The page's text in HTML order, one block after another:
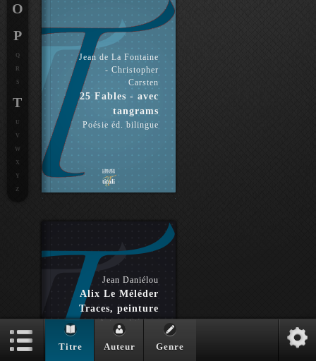
Jean de La Fontaine
- Christopher
Carsten
25 Fables - avec
tangrams
Poésie éd. bilingue
Jean Daniélou
Alix Le Méléder
Traces, peinture
Arts politiques
O
P
Q
R
S
T
U
V
W
X
Y
Z
Titre Auteur Genre